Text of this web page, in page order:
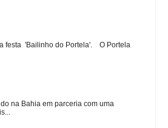
festa 'Bailinho do Portela'. O Portela
na Bahia em parceria com uma